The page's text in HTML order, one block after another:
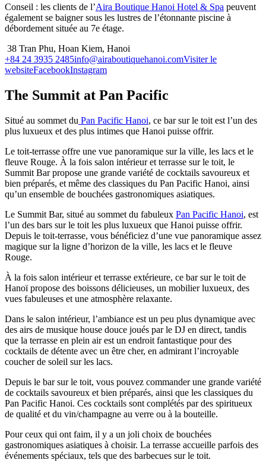
Conseil : les clients de l’Aira Boutique Hanoi Hotel & Spa peuvent
également se baigner sous les lustres de l’étonnante piscine à
débordement située au 7e étage.
38 Tran Phu, Hoan Kiem, Hanoi
+84 24 3935 2485info@airaboutiquehanoi.comVisiter le
websiteFacebookInstagram
The Summit at Pan Pacific
Situé au sommet du Pan Pacific Hanoi, ce bar sur le toit est l’un des
plus luxueux et des plus intimes que Hanoi puisse offrir.
Le toit-terrasse offre une vue panoramique sur la ville, les lacs et le
fleuve Rouge. À la fois salon intérieur et terrasse sur le toit, le
Summit Bar propose une grande variété de cocktails savoureux et
bien préparés, et même des classiques du Pan Pacific Hanoi, ainsi
qu’un ensemble de bouchées gastronomiques asiatiques.
Le Summit Bar, situé au sommet du fabuleux Pan Pacific Hanoi, est
l’un des bars sur le toit les plus luxueux que Hanoi puisse offrir.
Depuis le toit-terrasse, vous bénéficiez d’une vue panoramique assez
magique sur la ligne d’horizon de la ville, les lacs et le fleuve
Rouge.
À la fois salon intérieur et terrasse extérieure, ce bar sur le toit de
Hanoï propose des boissons délicieuses, un mobilier luxueux, des
vues fabuleuses et une atmosphère relaxante.
Dans le salon intérieur, l’ambiance est un peu plus dynamique avec
des airs de musique house douce joués par le DJ en direct, tandis
que la terrasse en plein air est un endroit fantastique pour des
cocktails de détente avec un être cher, en admirant l’incroyable
coucher de soleil sur les lacs.
Depuis le bar sur le toit, vous pouvez commander une grande variété
de cocktails savoureux et bien préparés, ainsi que les classiques du
Pan Pacific Hanoi. Ces cocktails sont complétés par des spiritueux
de qualité et du vin/champagne au verre ou à la bouteille.
Pour ceux qui ont faim, il y a un joli choix de bouchées
gastronomiques asiatiques à choisir. La terrasse accueille parfois des
événements spéciaux, tels que des barbecues sur le toit.